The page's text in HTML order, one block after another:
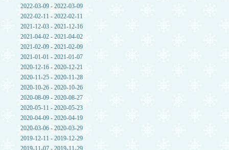
2022-03-09 - 2022-03-09
2022-02-11 - 2022-02-11
2021-12-03 - 2021-12-16
2021-04-02 - 2021-04-02
2021-02-09 - 2021-02-09
2021-01-01 - 2021-01-07
2020-12-16 - 2020-12-21
2020-11-25 - 2020-11-28
2020-10-26 - 2020-10-26
2020-08-09 - 2020-08-27
2020-05-11 - 2020-05-23
2020-04-09 - 2020-04-19
2020-03-06 - 2020-03-29
2019-12-11 - 2019-12-29
2019-11-07 - 2019-11-29